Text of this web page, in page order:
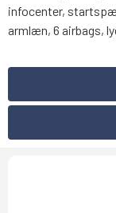
infocenter,
armlæn, 6 airbags,